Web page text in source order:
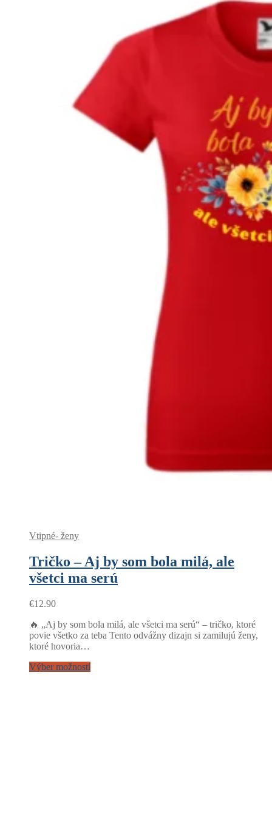
Vtipné- ženy
Tričko – Aj by som bola milá, ale
všetci ma serú
€12.90
🔥 „Aj by som bola milá, ale všetci ma serú“ – tričko, ktoré
povie všetko za teba Tento odvážny dizajn si zamilujú ženy,
ktoré hovoria…
Výber možností